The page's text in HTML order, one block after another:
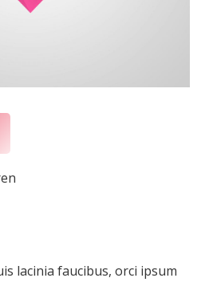
lacinia faucibus, orci ipsum